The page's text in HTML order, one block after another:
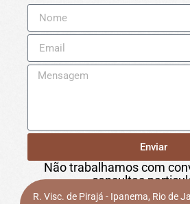
Enviar
Não trabalhamos com
consultas
R. Visc. de Pirajá - Ipanema, Rio de